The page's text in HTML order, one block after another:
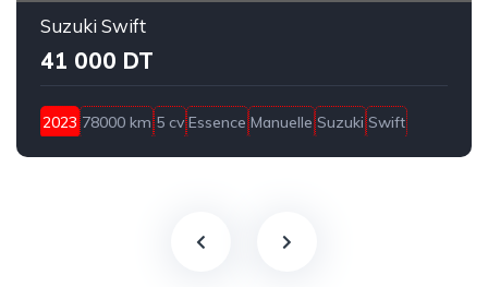
Suzuki Swift
41 000 DT
2023 78000 km 5 cv Essence Manuelle Suzuki Swift
Bizerte